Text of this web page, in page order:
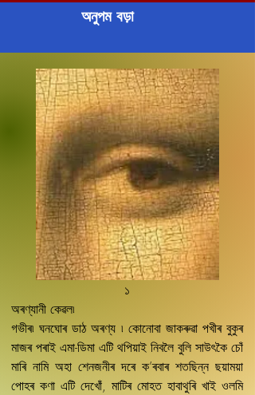
অনুপম বড়া
১
অৰণ্যানী কেৱল৷
গভীৰ৷ ঘনঘোৰ ডাঠ অৰণ্য ৷ কোনোবা জাকৰুৱা পখীৰ বুকুৰ
মাজৰ পৰাই এমা-ডিমা এটি থপিয়াই নিবলৈ বুলি সাউৎকৈ চোঁ
মাৰি নামি অহা শেনজনীৰ দৰে ক’ৰবাৰ শতছিন্ন ছয়াময়া
পোহৰ কণা এটি দেখোঁ, মাটিৰ মোহত হাবাথুৰি খাই ওলমি